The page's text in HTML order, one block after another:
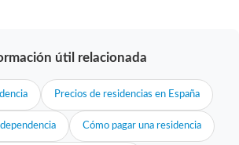
útil relacionada
Precios de residencias en España
Cómo pagar una residencia